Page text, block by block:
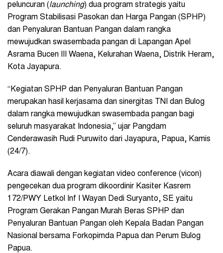
peluncuran (launching) dua program strategis yaitu
Program Stabilisasi Pasokan dan Harga Pangan (SPHP)
dan Penyaluran Bantuan Pangan dalam rangka
mewujudkan swasembada pangan di Lapangan Apel
Asrama Bucen III Waena, Kelurahan Waena, Distrik Heram,
Kota Jayapura.
“Kegiatan SPHP dan Penyaluran Bantuan Pangan
merupakan hasil kerjasama dan sinergitas TNI dan Bulog
dalam rangka mewujudkan swasembada pangan bagi
seluruh masyarakat Indonesia,” ujar Pangdam
Cenderawasih Rudi Puruwito dari Jayapura, Papua, Kamis
(24/7).
Acara diawali dengan kegiatan video conference (vicon)
pengecekan dua program dikoordinir Kasiter Kasrem
172/PWY Letkol Inf I Wayan Dedi Suryanto, SE yaitu
Program Gerakan Pangan Murah Beras SPHP dan
Penyaluran Bantuan Pangan oleh Kepala Badan Pangan
Nasional bersama Forkopimda Papua dan Perum Bulog
Papua.